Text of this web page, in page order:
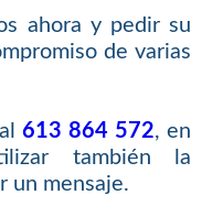
ahora y pedir su
de varias
613 864 572, en
también la
un mensaje.